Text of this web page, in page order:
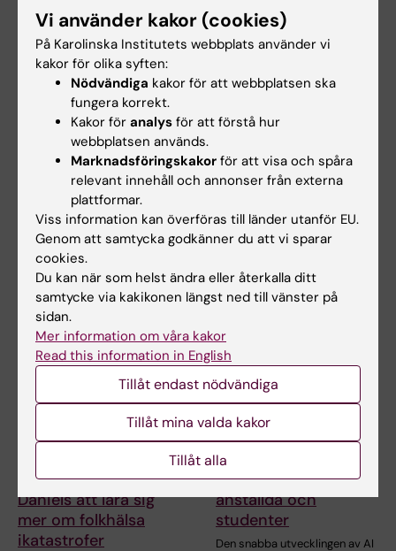
Tags
Uppdaterad av:
Lisa Bergenfelz 2020-08-20
Innehållsgranskare:
Unknown user
Relaterade artiklar
10 jul 2026
Covid-19-pandemin
sporrade alumnen
Daniels att lära sig
mer om folkhälsa
ikatastrofer
Nytt AI-nätverk ska
stärka stödet till KI-
anställda och
studenter
Den snabba utvecklingen av AI
Vi använder kakor (cookies)
På Karolinska Institutets webbplats använder vi
kakor för olika syften:
Nödvändiga kakor för att webbplatsen ska
fungera korrekt.
Kakor för analys för att förstå hur
webbplatsen används.
Marknadsföringskakor för att visa och spåra
relevant innehåll och annonser från externa
plattformar.
Viss information kan överföras till länder utanför EU.
Genom att samtycka godkänner du att vi sparar
cookies.
Du kan när som helst ändra eller återkalla ditt
samtycke via kakikonen längst ned till vänster på
sidan.
Mer information om våra kakor
Read this information in English
Tillåt endast nödvändiga
Tillåt mina valda kakor
Tillåt alla